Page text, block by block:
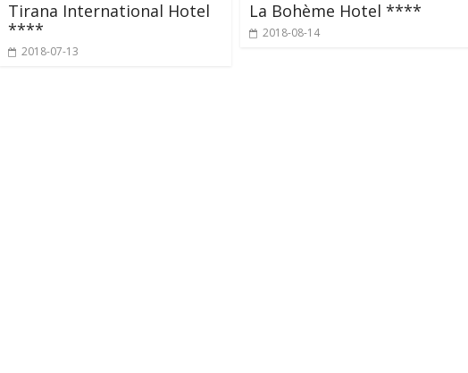
Tirana International Hotel
****
2018-07-13
La Bohème Hotel ****
2018-08-14